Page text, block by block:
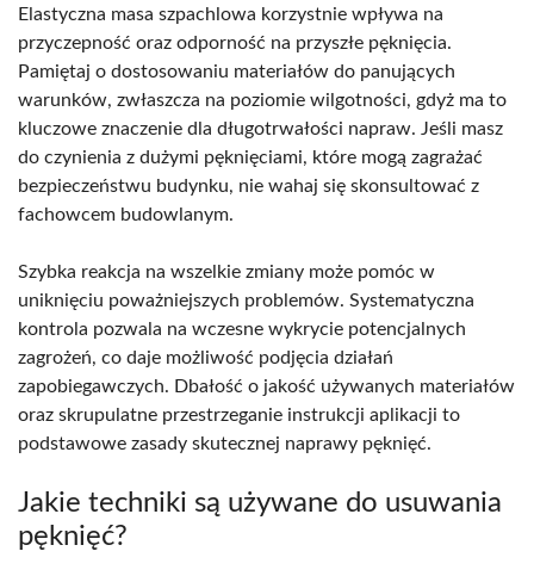
Elastyczna masa szpachlowa korzystnie wpływa na
przyczepność oraz odporność na przyszłe pęknięcia.
Pamiętaj o dostosowaniu materiałów do panujących
warunków, zwłaszcza na poziomie wilgotności, gdyż ma to
kluczowe znaczenie dla długotrwałości napraw. Jeśli masz
do czynienia z dużymi pęknięciami, które mogą zagrażać
bezpieczeństwu budynku, nie wahaj się skonsultować z
fachowcem budowlanym.
Szybka reakcja na wszelkie zmiany może pomóc w
uniknięciu poważniejszych problemów. Systematyczna
kontrola pozwala na wczesne wykrycie potencjalnych
zagrożeń, co daje możliwość podjęcia działań
zapobiegawczych. Dbałość o jakość używanych materiałów
oraz skrupulatne przestrzeganie instrukcji aplikacji to
podstawowe zasady skutecznej naprawy pęknięć.
Jakie techniki są używane do usuwania
pęknięć?